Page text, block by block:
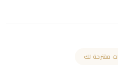
مقترحة لك